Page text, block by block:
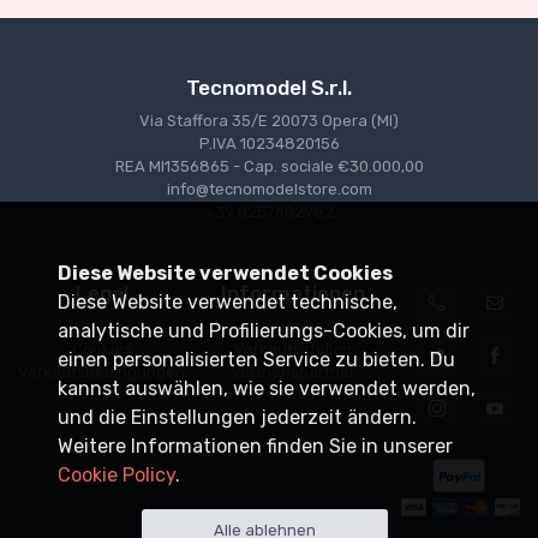
Tecnomodel S.r.l.
Via Staffora 35/E 20073 Opera (MI)
P.IVA 10234820156
REA MI1356865 - Cap. sociale €30.000,00
info@tecnomodelstore.com
Legal
Privacy
Cookies
Verkaufsbedingungen
Informationen
Versand
Verkaufsstellen
Vertriebspartner
Diese Website verwendet Cookies
Diese Website verwendet technische,
analytische und Profilierungs-Cookies, um dir
einen personalisierten Service zu bieten. Du
kannst auswählen, wie sie verwendet werden,
und die Einstellungen jederzeit ändern.
Weitere Informationen finden Sie in unserer
Cookie Policy.
Alle ablehnen